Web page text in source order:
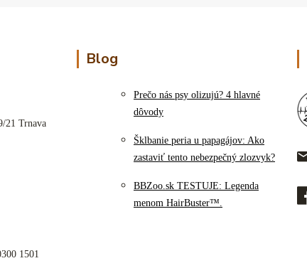
21 Trnava
1501
Blog
Prečo nás psy olizujú? 4 hlavné
dôvody
Šklbanie peria u papagájov: Ako
zastaviť tento nebezpečný zlozvyk?
BBZoo.sk TESTUJE: Legenda
menom HairBuster™.